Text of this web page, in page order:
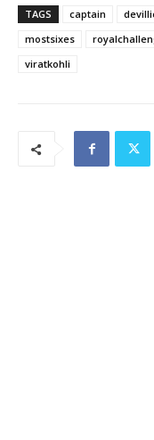
TAGS captain
mostsixes
viratkohli